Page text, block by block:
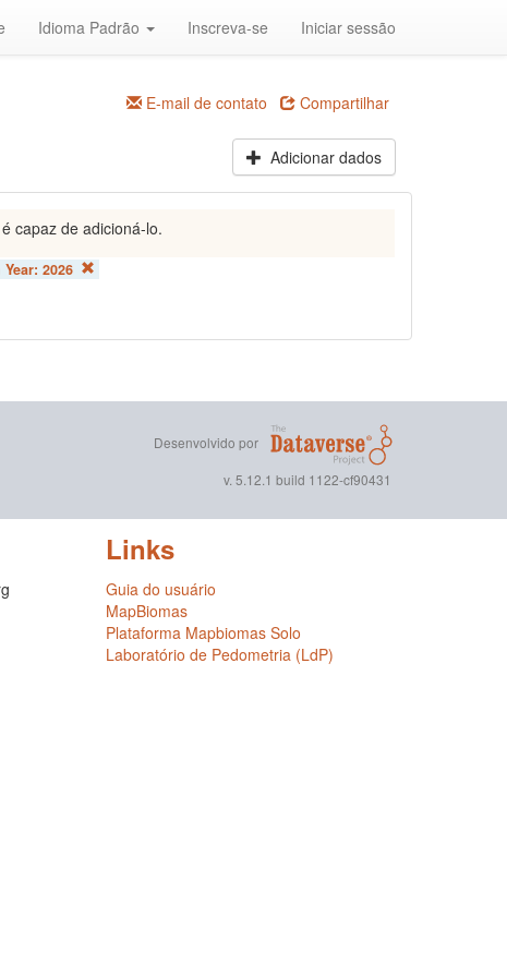
Idioma Padrão Inscreva-se Iniciar sessão
E-mail de contato Compartilhar
Adicionar dados
capaz de adicioná-lo.
2026
Desenvolvido por
v. 5.12.1 build 1122-cf90431
Links
Guia do usuário
MapBiomas
Plataforma Mapbiomas Solo
Laboratório de Pedometria (LdP)